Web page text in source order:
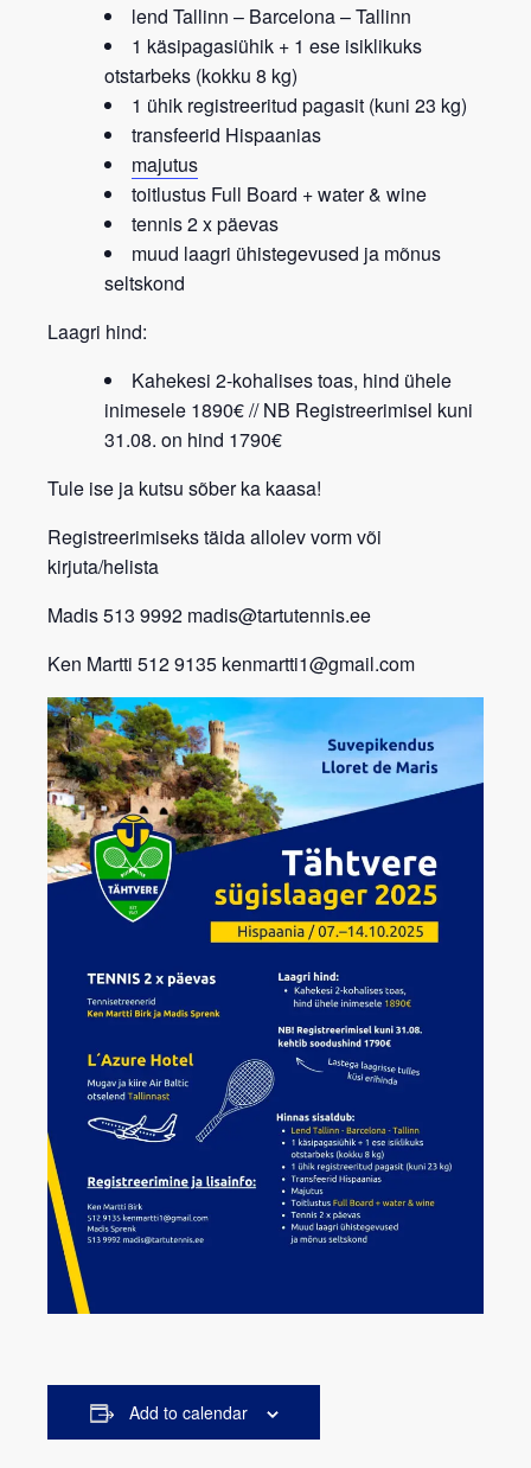
lend Tallinn – Barcelona – Tallinn
1 käsipagasiühik + 1 ese isiklikuks
otstarbeks (kokku 8 kg)
1 ühik registreeritud pagasit (kuni 23 kg)
transfeerid Hispaanias
majutus
toitlustus Full Board + water & wine
tennis 2 x päevas
muud laagri ühistegevused ja mõnus
seltskond
Laagri hind:
Kahekesi 2-kohalises toas, hind ühele
inimesele 1890€ // NB Registreerimisel kuni
31.08. on hind 1790€
Tule ise ja kutsu sõber ka kaasa!
Registreerimiseks täida allolev vorm või
kirjuta/helista
Madis 513 9992 madis@tartutennis.ee
Ken Martti 512 9135 kenmartti1@gmail.com
Add to calendar